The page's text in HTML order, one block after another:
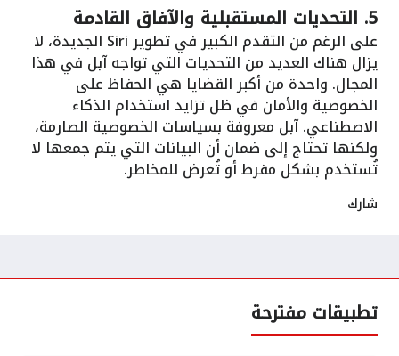
5. التحديات المستقبلية والآفاق القادمة
على الرغم من التقدم الكبير في تطوير Siri الجديدة، لا
يزال هناك العديد من التحديات التي تواجه آبل في هذا
المجال. واحدة من أكبر القضايا هي الحفاظ على
الخصوصية والأمان في ظل تزايد استخدام الذكاء
الاصطناعي. آبل معروفة بسياسات الخصوصية الصارمة،
ولكنها تحتاج إلى ضمان أن البيانات التي يتم جمعها لا
تُستخدم بشكل مفرط أو تُعرض للمخاطر.
شارك
تطبيقات مفترحة